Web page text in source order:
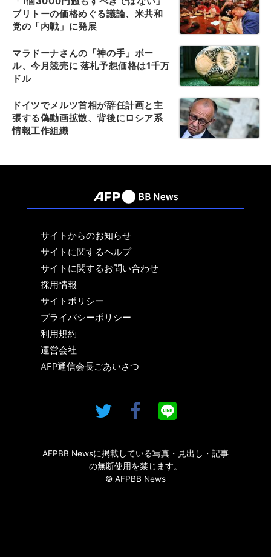
ブリトーの価格めぐる議論、米共和
党の「内戦」に発展
マラドーナさんの「神の手」ボー
ル、今月競売に 落札予想価格は1千万
ドル
ドイツでメルツ首相が辞任計画と主
張する偽動画拡散、背後にロシア系
情報工作組織
サイトからのお知らせ
サイトに関するヘルプ
サイトに関するお問い合わせ
採用情報
サイトポリシー
プライバシーポリシー
利用規約
運営会社
AFP通信会長ごあいさつ
AFPBB Newsに掲載している写真・見出し・記事
の無断使用を禁じます。
© AFPBB News